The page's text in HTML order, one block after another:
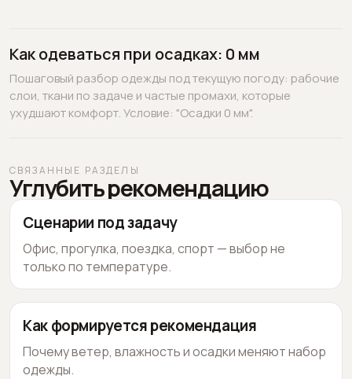
Как одеваться при осадках: 0 мм
Пошаговый разбор одежды под текущую погоду: рабочие
слои, ткани по задаче и частые промахи, которые
ухудшают комфорт. Условие: "Осадки 0 мм".
СВЯЗАННЫЕ РАЗДЕЛЫ
Углубить рекомендацию
Сценарии под задачу
Офис, прогулка, поездка, спорт — выбор не
только по температуре.
Как формируется рекомендация
Почему ветер, влажность и осадки меняют набор
одежды.